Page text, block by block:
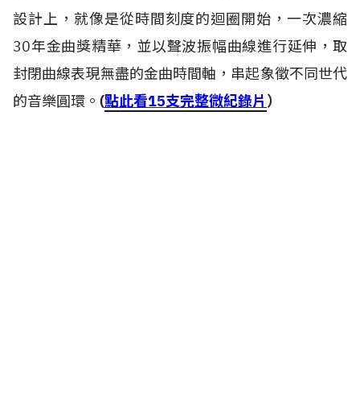
設計上，就像是從時間刻度的迴圈開始，一次濃縮
30年金曲獎精華，並以聲波振幅曲線進行延伸，取
封閉曲線表現無盡的金曲時間軸，串起象徵不同世代
的音樂圓環。 (點此看15支完整微紀錄片 ）